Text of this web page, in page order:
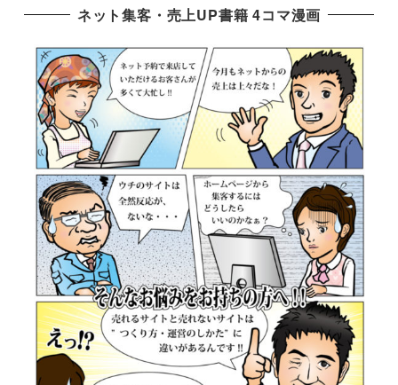
ネット集客・売上UP書籍 4コマ漫画